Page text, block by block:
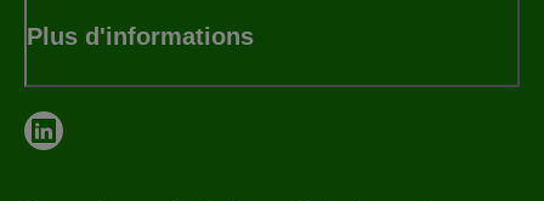
Plus d'informations